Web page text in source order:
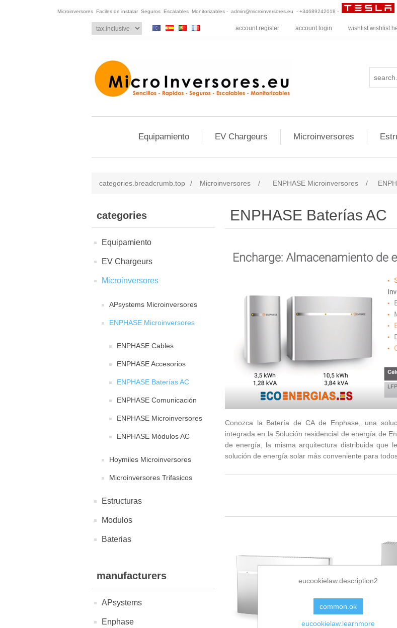
Microinversores Faciles de instalar Seguros Escalables Monitorizables -admin@microinversores.eu - +34689242018 -
account.register account.login wishlist
Equipamiento EV Chargeurs Microinversores
categories.breadcrumb.top / Microinversores / ENPHASE Microinversores /
categories
Equipamiento
EV Chargeurs
Microinversores
APsystems Microinversores
ENPHASE Microinversores
ENPHASE Cables
ENPHASE Accesorios
ENPHASE Baterías AC
ENPHASE Comunicación
ENPHASE Microinversores
ENPHASE Módulos AC
Hoymiles Microinversores
Microinversores Trifasicos
Estructuras
Modulos
Baterias
manufacturers
APsystems
Enphase
ENPHASE Baterías AC
Conozca la Batería de CA de Enphase, una
integrada en la Solución residencial de energía de
de energía, la misma arquitectura distribuida que
solución de energía solar más conveniente para
eucookielaw.description2
common.ok
eucookielaw.learnmore